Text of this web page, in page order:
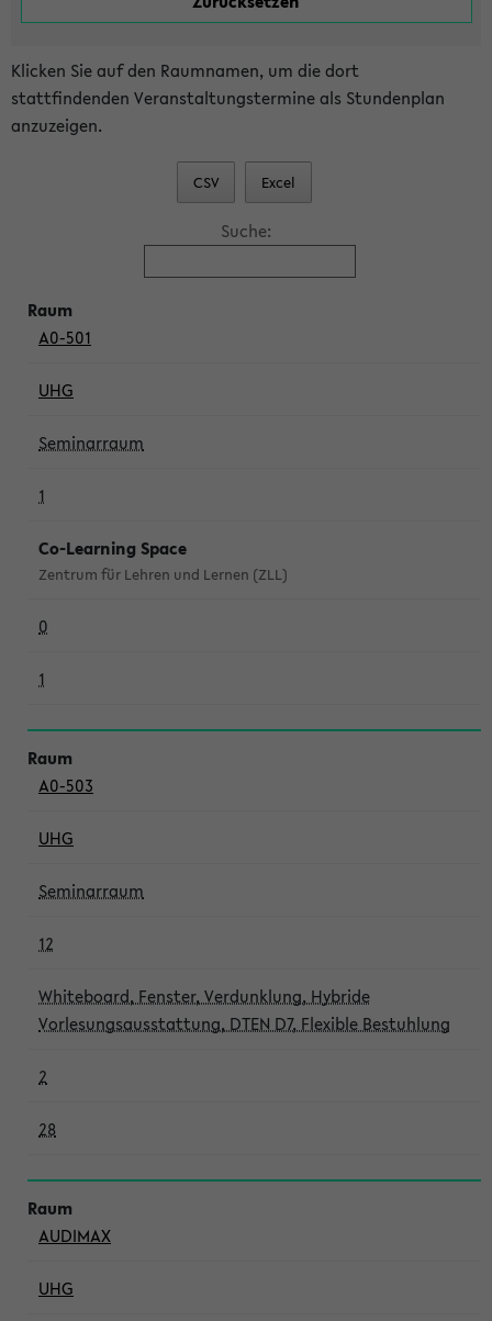
Klicken Sie auf den Raumnamen, um die dort
stattfindenden Veranstaltungstermine als Stundenplan
anzuzeigen.
CSV Excel
Suche:
A0-501
UHG
Seminarraum
1
Co-Learning Space
Zentrum für Lehren und Lernen (ZLL)
0
1
A0-503
UHG
Seminarraum
12
Whiteboard, Fenster, Verdunklung, Hybride
Vorlesungsausstattung, DTEN D7, Flexible Bestuhlung
2
28
AUDIMAX
UHG